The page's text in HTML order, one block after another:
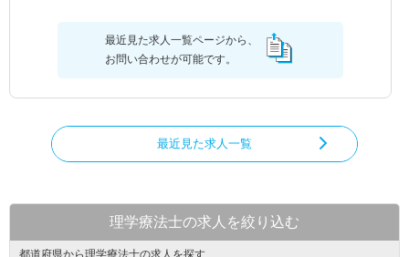
最近見た求人一覧ページから、
お問い合わせが可能です。
最近見た求人一覧
理学療法士の求人を絞り込む
都道府県から理学療法士の求人を探す